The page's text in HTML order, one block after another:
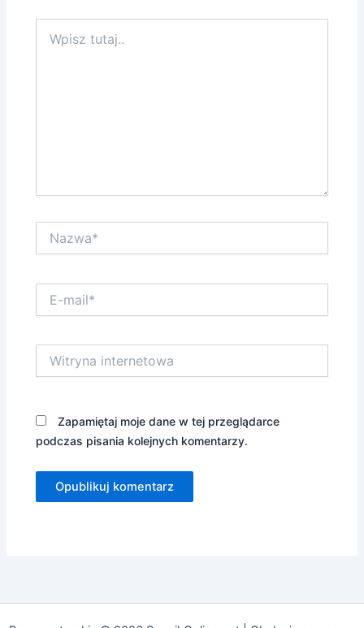
tutaj..
mail*
internetowa
Zapamiętaj moje dane w tej przeglądarce
podczas pisania kolejnych komentarzy.